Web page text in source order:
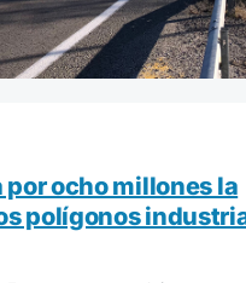
ocho millones la
polígonos